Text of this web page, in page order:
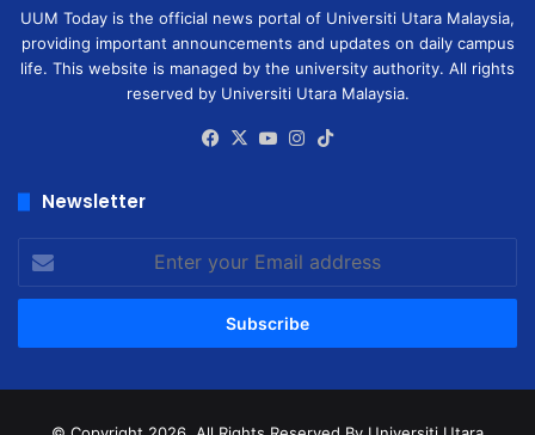
UUM Today is the official news portal of Universiti Utara Malaysia,
providing important announcements and updates on daily campus
life. This website is managed by the university authority. All rights
reserved by Universiti Utara Malaysia.
Facebook
X YouTubeInstagram
Newsletter
your
Email